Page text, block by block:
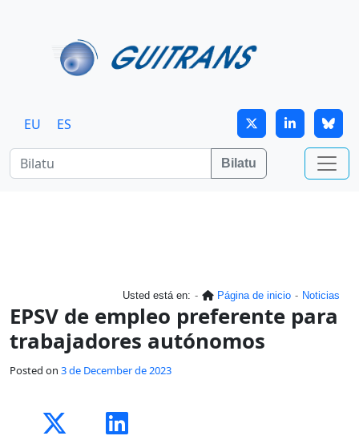
EU ES
Bilatu
Usted está en: Página de inicio Noticias
EPSV de empleo preferente para
trabajadores autónomos
Posted on 3 de December de 2023